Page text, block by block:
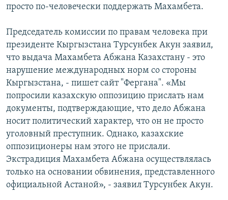
просто по-человечески поддержать Махамбета.
Председатель комиссии по правам человека при
президенте Кыргызстана Турсунбек Акун заявил,
что выдача Махамбета Абжана Казахстану - это
нарушение международных норм со стороны
Кыргызстана, - пишет сайт "Фергана". «Мы
попросили казахскую оппозицию прислать нам
документы, подтверждающие, что дело Абжана
носит политический характер, что он не просто
уголовный преступник. Однако, казахские
оппозиционеры нам этого не прислали.
Экстрадиция Махамбета Абжана осуществлялась
только на основании обвинения, представленного
официальной Астаной», - заявил Турсунбек Акун.